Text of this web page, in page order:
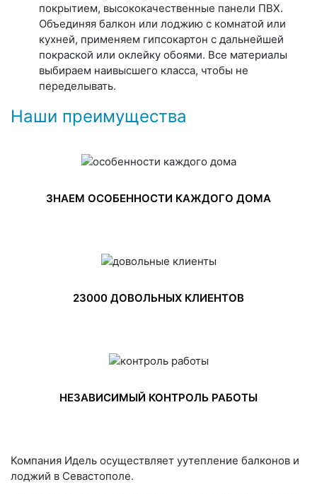
покрытием, высококачественные панели ПВХ.
Объединяя балкон или лоджию с комнатой или
кухней, применяем гипсокартон с дальнейшей
покраской или оклейку обоями. Все материалы
выбираем наивысшего класса, чтобы не
переделывать.
Наши преимущества
ЗНАЕМ ОСОБЕННОСТИ КАЖДОГО ДОМА
23000 ДОВОЛЬНЫХ КЛИЕНТОВ
НЕЗАВИСИМЫЙ КОНТРОЛЬ РАБОТЫ
Компания Идель осуществляет уутепление балконов и
лоджий в Севастополе.